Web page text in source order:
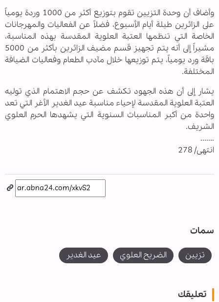
وأضاف أن وحدة التزيين تقوم بتوزيع أكثر من 1000 وردة يومياً
على الزائرين طيلة أيام الأسبوع، فضلاً عن الفعاليات والمهرجانات
الخاصة التي تنظمها العتبة العلوية المقدسة بهذه المناسبة،
مشيراً إلى أنه يتم تجهيز قسم مضيف الزائرين بأكثر من 5000
باقة ورد يومياً، يتم توزيعها خلال مآدب الطعام وفعاليات الضيافة
المختلفة.
يشار إلى أن هذه الجهود تكشف عن حجم الاهتمام الذي توليه
العتبة العلوية المقدسة لإحياء مناسبة عيد الغدير الأغر التي تعد
واحدة من أكبر المناسبات السنوية التي يشهدها الحرم العلوي
الشريف.
.......
انتهى/ 278
سمات
تزيين الضريح العلوي عيد الغدير
تعليقك